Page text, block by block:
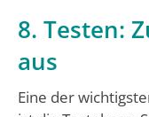
8. Testen:
aus
Eine der